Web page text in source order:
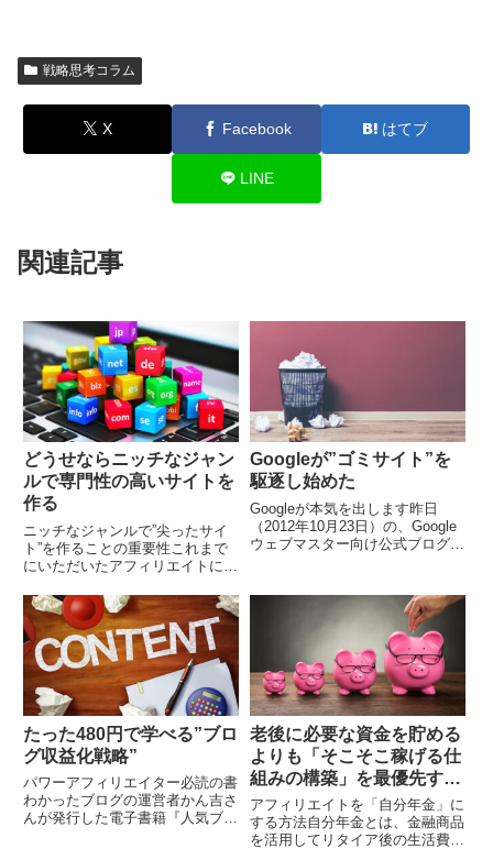
戦略思考コラム
X Facebook はてブ
LINE
関連記事
どうせならニッチなジャン
ルで専門性の高いサイトを
作る
ニッチなジャンルで”尖ったサイ
ト”を作ることの重要性これまで
にいただいたアフィリエイトに関
るものを数回に分けてピックアッ
プしてお届けします。今回は、ニ
ッチなテーマに関する...
Googleが”ゴミサイト”を
駆逐し始めた
Googleが本気を出します昨日
（2012年10月23日）の、Google
ウェブマスター向け公式ブログを
す。 まだ見ていない人は、今す
たった480円で学べる”ブロ
グ収益化戦略”
パワーアフィリエイター必読の書
わかったブログの運営者かん吉さ
んが発行した電子書籍『人気ブロ
老後に必要な資金を貯める
よりも「そこそこ稼げる仕
組みの構築」を最優先すべ
き
アフィリエイトを「自分年金」に
する方法自分年金とは、金融商品
を活用してリタイア後の生活費を